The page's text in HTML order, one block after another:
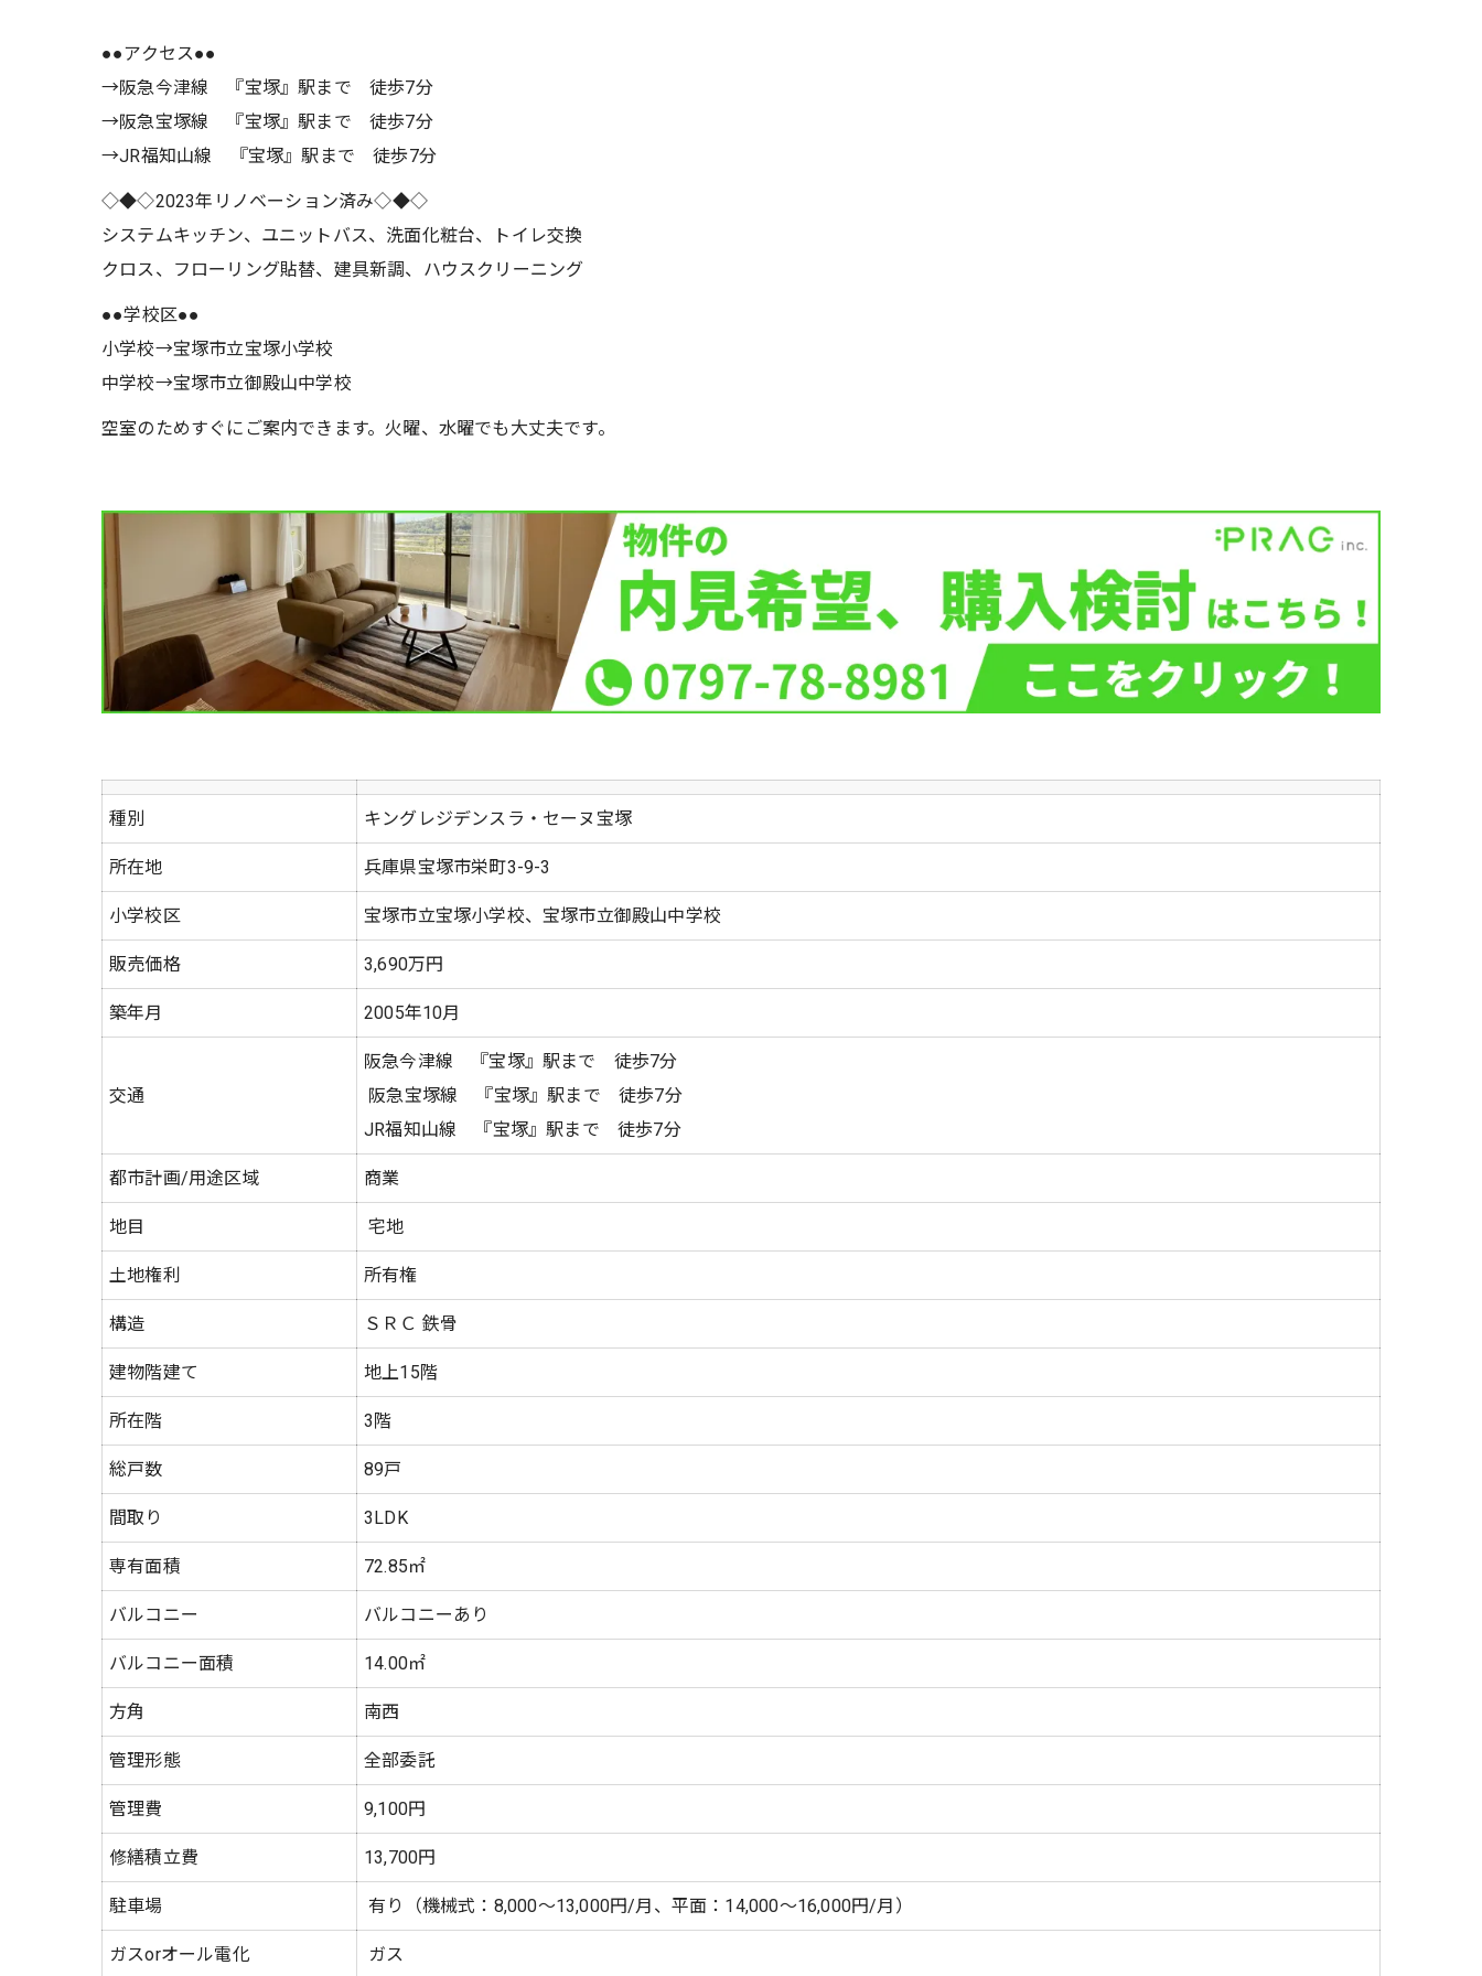
●●アクセス●●
→阪急今津線 『宝塚』駅まで 徒歩7分
→阪急宝塚線 『宝塚』駅まで 徒歩7分
→JR福知山線 『宝塚』駅まで 徒歩7分
◇◆◇2023年リノベーション済み◇◆◇
システムキッチン、ユニットバス、洗面化粧台、トイレ交換
クロス、フローリング貼替、建具新調、ハウスクリーニング
●●学校区●●
小学校→宝塚市立宝塚小学校
中学校→宝塚市立御殿山中学校
空室のためすぐにご案内できます。火曜、水曜でも大丈夫です。
種別 キングレジデンスラ・セーヌ宝塚
所在地 兵庫県宝塚市栄町3-9-3
小学校区 宝塚市立宝塚小学校、宝塚市立御殿山中学校
販売価格 3,690万円
築年月 2005年10月
交通
阪急今津線 『宝塚』駅まで 徒歩7分
阪急宝塚線 『宝塚』駅まで 徒歩7分
JR福知山線 『宝塚』駅まで 徒歩7分
都市計画/用途区域 商業
地目 宅地
土地権利 所有権
構造 ＳＲＣ 鉄骨
建物階建て 地上15階
所在階 3階
総戸数 89戸
間取り 3LDK
専有面積 72.85㎡
バルコニー バルコニーあり
バルコニー面積 14.00㎡
方角 南西
管理形態 全部委託
管理費 9,100円
修繕積立費 13,700円
駐車場 有り（機械式：8,000～13,000円/月、平面：14,000～16,000円/月）
ガスorオール電化 ガス